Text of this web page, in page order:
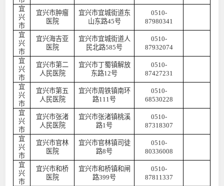
宜
兴
市
宜兴市肿瘤
医院
宜兴市宜城街道东
山东路45号
0510-
87980341
宜
兴
市
宜兴海吉亚
医院
宜兴市宜城街道人
民北路585号
0510-
87932074
宜
兴
市
宜兴市第二
人民医院
宜兴市丁蜀镇解放
东路12号
0510-
87427231
宜
兴
市
宜兴市第五
人民医院
宜兴市周铁镇南环
路111号
0510-
68530228
宜
兴
市
宜兴市张渚
人民医院
宜兴市张渚镇桃溪
路1号
0510-
87318307
宜
兴
市
宜兴市官林
医院
宜兴市官林镇司徒
路8号
0510-
80336008
宜
兴
市
宜兴市和桥
医院
宜兴市和桥镇和闸
路399号
0510-
87811337